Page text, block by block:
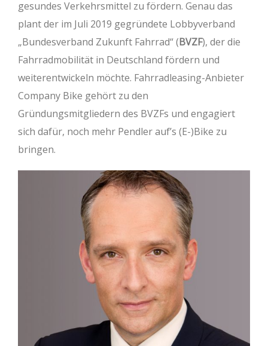
gesundes Verkehrsmittel zu fördern. Genau das
plant der im Juli 2019 gegründete Lobbyverband
„Bundesverband Zukunft Fahrrad“ (BVZF), der die
Fahrradmobilität in Deutschland fördern und
weiterentwickeln möchte. Fahrradleasing-Anbieter
Company Bike gehört zu den
Gründungsmitgliedern des BVZFs und engagiert
sich dafür, noch mehr Pendler auf’s (E-)Bike zu
bringen.